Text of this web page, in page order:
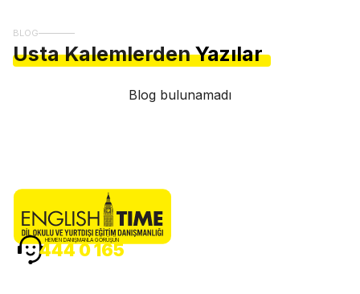
BLOG
Usta Kalemlerden Yazılar
Blog bulunamadı
HEMEN DANIŞMANLA GÖRÜŞÜN
444 0 165